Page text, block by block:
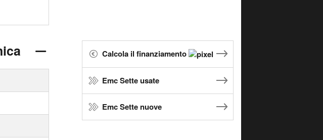
Calcola il finanziamento
Emc Sette usate
Emc Sette nuove